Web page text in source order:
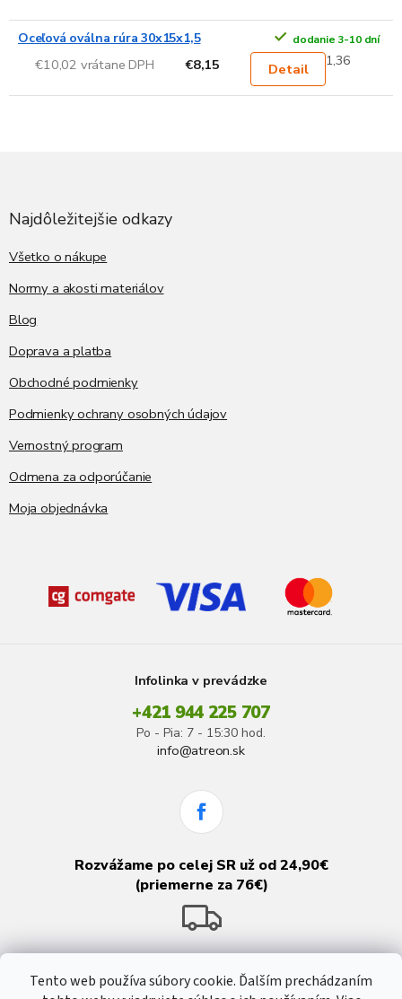
Tento web používa súbory cookie. Ďalším prechádzaním
Oceľová oválna rúra 30x15x1,5 dodanie 3-10 dní
€10,02 vrátane DPH €8,15 Detail 1,36
Najdôležitejšie odkazy
Všetko o nákupe
Normy a akosti materiálov
Blog
Doprava a platba
Obchodné podmienky
Podmienky ochrany osobných údajov
Vernostný program
Odmena za odporúčanie
Moja objednávka
Infolinka v prevádzke
+421 944 225 707
Po - Pia: 7 - 15:30 hod.
info@atreon.sk
Rozvážame po celej SR už od 24,90€
(priemerne za 76€)